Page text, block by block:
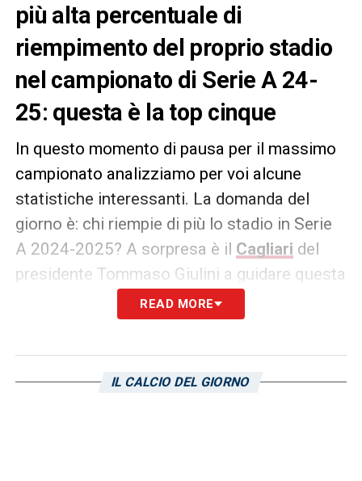
più alta percentuale di
riempimento del proprio stadio
nel campionato di Serie A 24-
25: questa è la top cinque
In questo momento di pausa per il massimo
campionato analizziamo per voi alcune
statistiche interessanti. La domanda del
giorno è: chi riempie di più lo stadio in Serie
A 2024-2025? A sorpresa è il Cagliari del
presidente Tommaso Giulini a guidare questa
speciale graduatoria, segnala
! Quest’oggi vi segnaliamo
riempimento degli impianti italiani
READ MORE
IL CALCIO DEL GIORNO